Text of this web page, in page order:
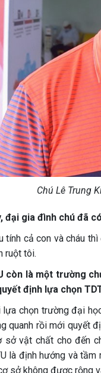
Chú Lê Trung
đại gia đình chú đã
tính cả con và cháu
ruột tôi.
còn là một trường
định lựa chọn
lựa chọn trường đại
quanh rồi mới quyết
sở vật chất cho đến
là định hướng và
sở không được rộng